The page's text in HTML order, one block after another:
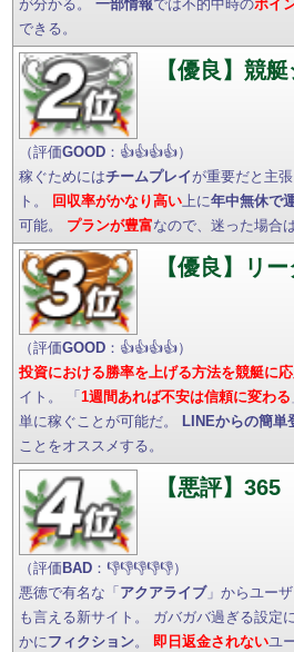
が分かる。一部情報では不的中時のポイ
できる。
【優良】競
（評価GOOD ：👍👍👍👍）
稼ぐためにはチームプレイ が重要だと主
ト。 回収率がかなり高い 上に年中無休で
可能。 プランが豊富なので、迷った場合
【優良】リ
（評価GOOD ：👍👍👍👍）
投資における勝率を上げる方法を競艇に
イト。 「1週間あれば不安は信頼に変わる
単に稼ぐことが可能だ。
LINEからの簡単
ことをオススメする。
【悪評】365
（評価 BAD ：👎👎👎👎👎）
悪徳で有名な「 アクアライブ」からユー
も言える新サイト。 ガバガバ過ぎる設定
かにフィクション。即日返金されないユ